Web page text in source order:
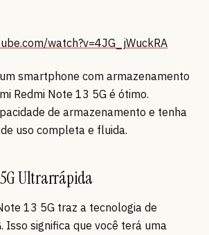
watch?v=4JG_jWuckRA
smartphone com armazenamento
Redmi Note 13 5G é ótimo.
de armazenamento e tenha
uso completa e fluida.
Ultrarrápida
13 5G traz a tecnologia de
Isso significa que você terá uma